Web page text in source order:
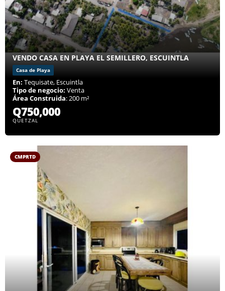
VENDO CASA EN PLAYA EL SEMILLERO, ESCUINTLA
Casa de Playa
En: Tequisate, Escuintla
Tipo de negocio: Venta
Área Construida: 200 m²
Q750,000
QUETZAL
CMPRTD